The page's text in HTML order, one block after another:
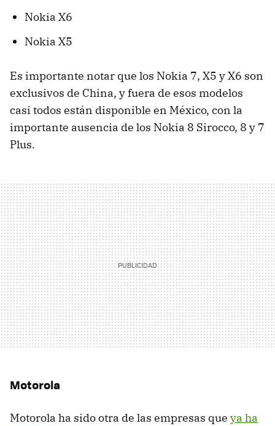
Nokia X6
Nokia X5
Es importante notar que los Nokia 7, X5 y X6 son
exclusivos de China, y fuera de esos modelos
casi todos están disponible en México, con la
importante ausencia de los Nokia 8 Sirocco, 8 y 7
Plus.
Motorola
Motorola ha sido otra de las empresas que ya ha